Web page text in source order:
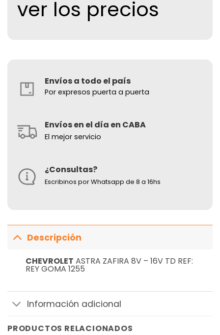
ver los precios
Envíos a todo el país
Por expresos puerta a puerta
Envíos en el día en CABA
El mejor servicio
¿Consultas?
Escribinos por Whatsapp de 8 a 16hs
Descripción
CHEVROLET ASTRA ZAFIRA 8V – 16V TD REF:
REY GOMA 1255
Información adicional
PRODUCTOS RELACIONADOS